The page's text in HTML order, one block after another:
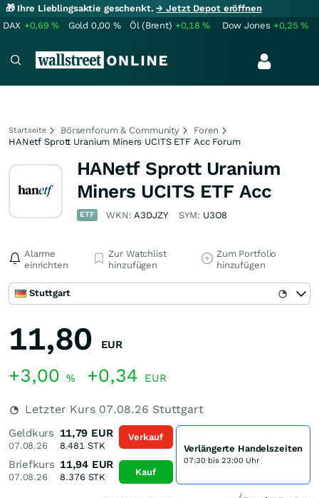
🎁 Ihre Lieblingsaktie geschenkt.→ Jetzt Depot eröffnen
DAX +0,69% Gold 0,00 % Öl (Brent) +0,18% Dow Jones +0,25%
Startseite Börsenforum & Community
Foren
HANetf Sprott Uranium Miners UCITS ETF Acc Forum
HANetf Sprott Uranium
Miners UCITS ETF Acc
ETF WKN:A3DJZY SYM: U3O8
Alarme
einrichten
Zur Watchlist
hinzufügen
Zum Portfolio
hinzufügen
Stuttgart
11,80 EUR
+3,00 % +0,34 EUR
Letzter Kurs 07.08.26 Stuttgart
Geldkurs
07.08.26
11,79 EUR
8.481 STK
Briefkurs
07.08.26
11,94 EUR
8.376STK
Verkauf
Kauf
Verlängerte Handelszeiten
07:30 bis 23:00 Uhr